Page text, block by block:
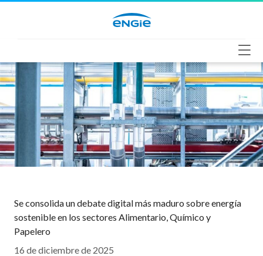
Se consolida un debate digital más maduro sobre energía
sostenible en los sectores Alimentario, Químico y
Papelero
16 de diciembre de 2025